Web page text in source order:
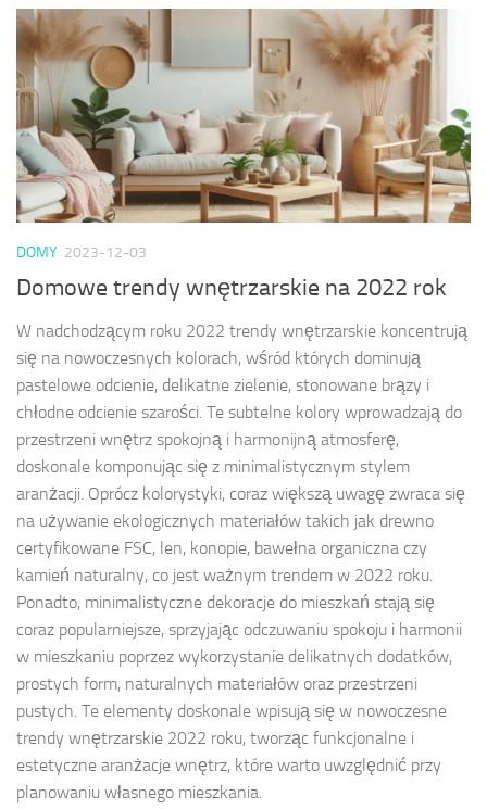
DOMY 2023-12-03
Domowe trendy wnętrzarskie na 2022 rok
W nadchodzącym roku 2022 trendy wnętrzarskie koncentrują
się na nowoczesnych kolorach, wśród których dominują
pastelowe odcienie, delikatne zielenie, stonowane brązy i
chłodne odcienie szarości. Te subtelne kolory wprowadzają do
przestrzeni wnętrz spokojną i harmonijną atmosferę,
doskonale komponując się z minimalistycznym stylem
aranżacji. Oprócz kolorystyki, coraz większą uwagę zwraca się
na używanie ekologicznych materiałów takich jak drewno
certyfikowane FSC, len, konopie, bawełna organiczna czy
kamień naturalny, co jest ważnym trendem w 2022 roku.
Ponadto, minimalistyczne dekoracje do mieszkań stają się
coraz popularniejsze, sprzyjając odczuwaniu spokoju i harmonii
w mieszkaniu poprzez wykorzystanie delikatnych dodatków,
prostych form, naturalnych materiałów oraz przestrzeni
pustych. Te elementy doskonale wpisują się w nowoczesne
trendy wnętrzarskie 2022 roku, tworząc funkcjonalne i
estetyczne aranżacje wnętrz, które warto uwzględnić przy
planowaniu własnego mieszkania.